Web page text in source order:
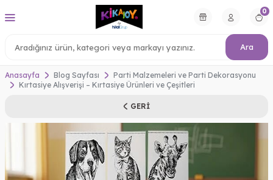
Ara
0
Anasayfa Blog Sayfası
Parti Malzemeleri ve Parti Dekorasyonu
Kırtasiye Alışverişi – Kırtasiye Ürünleri ve Çeşitleri
GERI